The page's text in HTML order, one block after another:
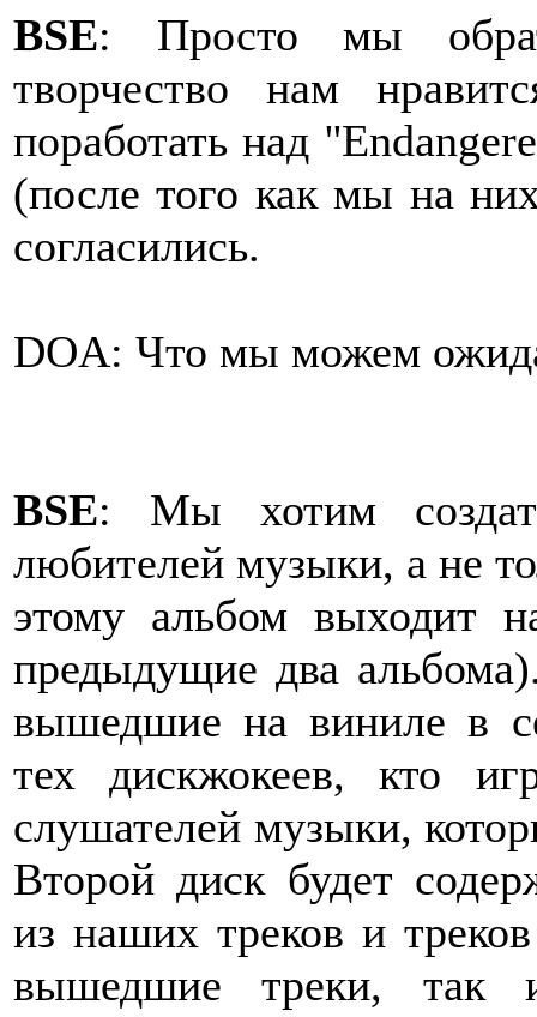
BSE: Просто мы
творчество нам
поработать над
(после того как мы на
согласились.
DOA: Что мы можем
BSE: Мы хотим
любителей музыки, а не
этому альбом выходит
предыдущие два
вышедшие на виниле в
тех дискжокеев, кто
слушателей музыки,
Второй диск будет
из наших треков и
вышедшие треки, так